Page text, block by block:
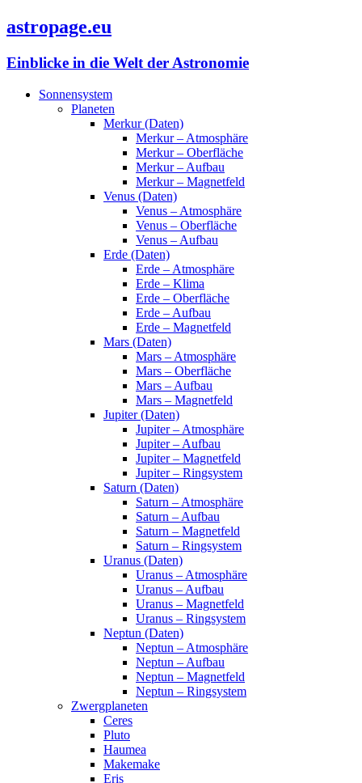
astropage.eu
Einblicke in die Welt der Astronomie
Sonnensystem
Planeten
Merkur (Daten)
Merkur – Atmosphäre
Merkur – Oberfläche
Merkur – Aufbau
Merkur – Magnetfeld
Venus (Daten)
Venus – Atmosphäre
Venus – Oberfläche
Venus – Aufbau
Erde (Daten)
Erde – Atmosphäre
Erde – Klima
Erde – Oberfläche
Erde – Aufbau
Erde – Magnetfeld
Mars (Daten)
Mars – Atmosphäre
Mars – Oberfläche
Mars – Aufbau
Mars – Magnetfeld
Jupiter (Daten)
Jupiter – Atmosphäre
Jupiter – Aufbau
Jupiter – Magnetfeld
Jupiter – Ringsystem
Saturn (Daten)
Saturn – Atmosphäre
Saturn – Aufbau
Saturn – Magnetfeld
Saturn – Ringsystem
Uranus (Daten)
Uranus – Atmosphäre
Uranus – Aufbau
Uranus – Magnetfeld
Uranus – Ringsystem
Neptun (Daten)
Neptun – Atmosphäre
Neptun – Aufbau
Neptun – Magnetfeld
Neptun – Ringsystem
Zwergplaneten
Ceres
Pluto
Haumea
Makemake
Eris